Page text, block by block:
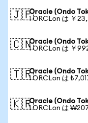
🇯🇵Oracle (Ondo
1 ORCLon は ￥
🇨🇳Oracle (Ondo
1 ORCLon は ￥
🇹🇷Oracle (Ondo
1 ORCLon は
🇰🇷Oracle (Ondo
1 ORCLon は